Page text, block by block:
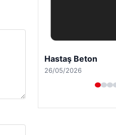
Prenses Night Club
29/04/2026